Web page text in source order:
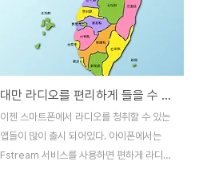
대만 라디오를 편리하게 들을 수 있는 앱-Taiwan Radio
이젠 스마트폰에서 라디오를 청취할 수 있는
앱들이 많이 출시 되어있다. 아이폰에서는
Fstream 서비스를 사용하면 편하게 라디오